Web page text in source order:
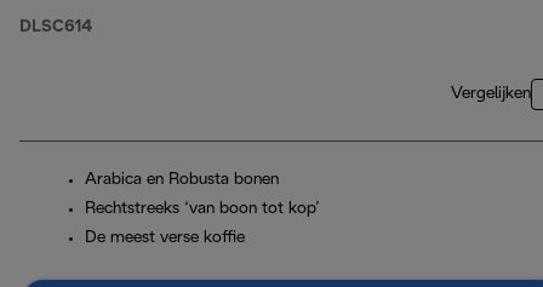
DLSC614
Vergelijken
Arabica en Robusta bonen
Rechtstreeks ‘van boon tot kop’
De meest verse koffie